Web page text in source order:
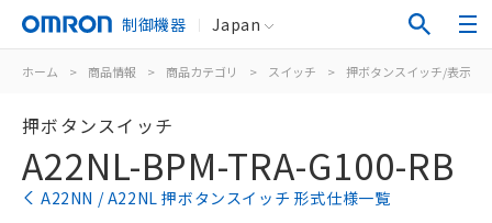
制御機器 Japan
ホーム > 商品情報 > 商品カテゴリ > スイッチ > 押ボタンスイッチ/表示灯
押ボタンスイッチ
A22NL-BPM-TRA-G100-RB
A22NN / A22NL 押ボタンスイッチ 形式仕様一覧